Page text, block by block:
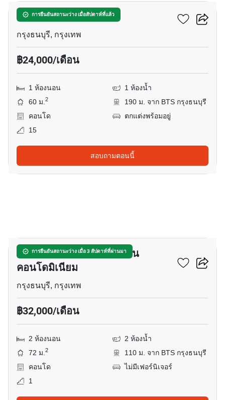
การยืนยันสถานะว่าง เมื่อสัปดาห์ที่แล้ว
วิลล่า สาทร
กรุงธนบุรี, กรุงเทพ
฿24,000/เดือน
1 ห้องนอน
1 ห้องน้ำ
60 ม.2
190 ม. จาก BTS กรุงธนบุรี
คอนโด
ตกแต่งพร้อมอยู่
15
สอบถามตอนนี้
การยืนยันสถานะว่าง เมื่อ 3 สัปดาห์ที่ผ่านมา
เดอะ แบงค็อค สาทร-ตากสิน
คอนโดมิเนียม
กรุงธนบุรี, กรุงเทพ
฿32,000/เดือน
2 ห้องนอน
2 ห้องน้ำ
72 ม.2
110 ม. จาก BTS กรุงธนบุรี
คอนโด
ไม่มีเฟอร์นิเจอร์
1